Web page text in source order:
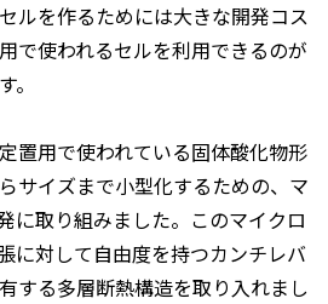
ルを作るためには大きな開発コス
で使われるセルを利用できるのが
置用で使われている固体酸化物形
サイズまで小型化するための、マ
に取り組みました。このマイクロ
に対して自由度を持つカンチレバ
する多層断熱構造を取り入れまし